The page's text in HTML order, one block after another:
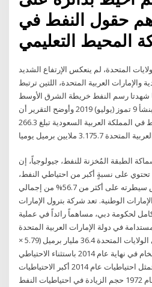
23 أهم حقول النفط في
المحيط التعليمي
المتحدة، لم ينعكس الإرتفاع الشديد
العربية المتحدة، اللتين ترتبط
شهدتا رسم النفط خريطة الشرق الأوسط
والوطن العربي، التي تميّزت بنشأ 9 تموز (يوليو) 2019 وأوضح التقرير أن
الاحتياطيات المؤكدة من النفط في المملكة العربية السعودية تبلغ 266.3
الطبقة المُخزنة للنفط، جيولوجياً، إن
تحتوي على نسبةٍ أكبر من احتياطي النفط،
لذلك فإنّ الوطن العربي يفرض سيطرته على أكثر من 56.7% من إجمالي
الوطنية. تعد شركة بترول الإمارات
لحكومة دبي، مساهماً رائداً في عملية
في دولة الإمارات العربية المتحدة
بلغ احتياطي النفط المثبت في الولايات المتحدة 36.4 مليار برميل (5.79 ×
109 م 3) من النفط الخام في نهاية عام 2014 باستثناء الاحتياطي
الاستراتيجي للبترول وتمثل احتياطيات عام 2014 أكبر الاحتياطيات
الأمريكية المؤكدة منذ عام 1972 حجم الزيادة في احتياطيات النفط